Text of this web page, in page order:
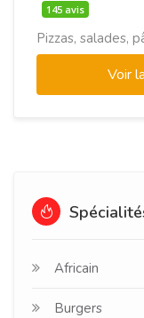
145 avis
Pizzas, salades,
Voir
Africain
Burgers